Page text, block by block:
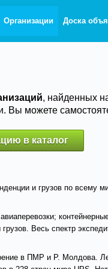
Организации Доска
, найденных
Вы можете
в каталог
и грузов по всему
Весь спектр
в ПМР и Р. Молдова.